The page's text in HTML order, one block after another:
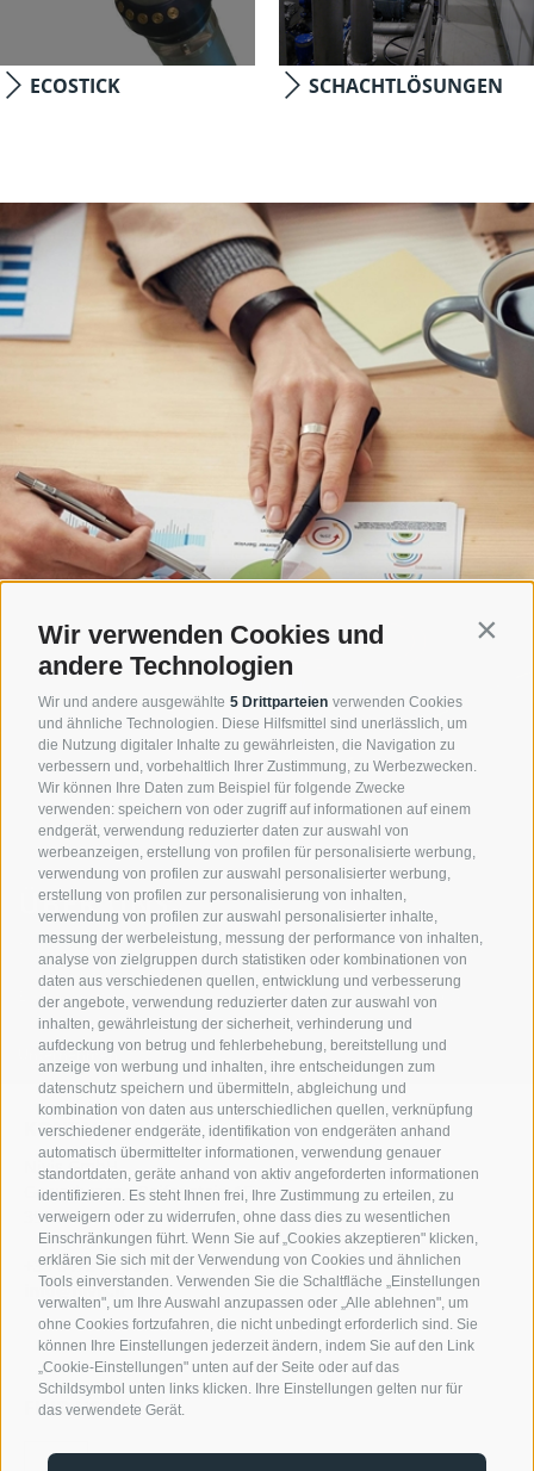
Wir verwenden Cookies und
andere Technologien
Wir und andere ausgewählte 5 Drittparteien verwenden Cookies
und ähnliche Technologien. Diese Hilfsmittel sind unerlässlich, um
die Nutzung digitaler Inhalte zu gewährleisten, die Navigation zu
verbessern und, vorbehaltlich Ihrer Zustimmung, zu Werbezwecken.
Wir können Ihre Daten zum Beispiel für folgende Zwecke
verwenden: speichern von oder zugriff auf informationen auf einem
endgerät, verwendung reduzierter daten zur auswahl von
werbeanzeigen, erstellung von profilen für personalisierte werbung,
verwendung von profilen zur auswahl personalisierter werbung,
erstellung von profilen zur personalisierung von inhalten,
verwendung von profilen zur auswahl personalisierter inhalte,
messung der werbeleistung, messung der performance von inhalten,
analyse von zielgruppen durch statistiken oder kombinationen von
daten aus verschiedenen quellen, entwicklung und verbesserung
der angebote, verwendung reduzierter daten zur auswahl von
inhalten, gewährleistung der sicherheit, verhinderung und
aufdeckung von betrug und fehlerbehebung, bereitstellung und
anzeige von werbung und inhalten, ihre entscheidungen zum
datenschutz speichern und übermitteln, abgleichung und
kombination von daten aus unterschiedlichen quellen, verknüpfung
verschiedener endgeräte, identifikation von endgeräten anhand
automatisch übermittelter informationen, verwendung genauer
standortdaten, geräte anhand von aktiv angeforderten informationen
identifizieren. Es steht Ihnen frei, Ihre Zustimmung zu erteilen, zu
verweigern oder zu widerrufen, ohne dass dies zu wesentlichen
Einschränkungen führt. Wenn Sie auf „Cookies akzeptieren" klicken,
erklären Sie sich mit der Verwendung von Cookies und ähnlichen
Tools einverstanden. Verwenden Sie die Schaltfläche „Einstellungen
verwalten", um Ihre Auswahl anzupassen oder „Alle ablehnen", um
ohne Cookies fortzufahren, die nicht unbedingt erforderlich sind. Sie
können Ihre Einstellungen jederzeit ändern, indem Sie auf den Link
„Cookie-Einstellungen" unten auf der Seite oder auf das
Schildsymbol unten links klicken. Ihre Einstellungen gelten nur für
das verwendete Gerät.
ECOSTICK SCHACHTLÖSUNGEN
ÜBER UNS
Marktgerechte, qualitativ hochwertige und innovative Produkte, ein
professioneller umfangreicher Service sowie das persönliche
Engagement unserer Mitarbeiter sind Garanten unseres Erfolges.
Unternehmen
KONTAKT
Nivis GmbH
Gewerbezone Reifenstein 15
39040 Freienfeld
+39 0472 764 204
info@nivis.it
FIND US ON